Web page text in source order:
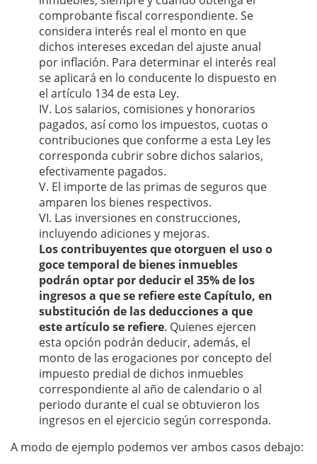
comprobante fiscal correspondiente. Se
considera interés real el monto en que
dichos intereses excedan del ajuste anual
por inflación. Para determinar el interés real
se aplicará en lo conducente lo dispuesto en
el artículo 134 de esta Ley.
IV. Los salarios, comisiones y honorarios
pagados, así como los impuestos, cuotas o
contribuciones que conforme a esta Ley les
corresponda cubrir sobre dichos salarios,
efectivamente pagados.
V. El importe de las primas de seguros que
amparen los bienes respectivos.
VI. Las inversiones en construcciones,
incluyendo adiciones y mejoras.
Los contribuyentes que otorguen el uso o
goce temporal de bienes inmuebles
podrán optar por deducir el 35% de los
ingresos a que se refiere este Capítulo, en
substitución de las deducciones a que
este artículo se refiere. Quienes ejercen
esta opción podrán deducir, además, el
monto de las erogaciones por concepto del
impuesto predial de dichos inmuebles
correspondiente al año de calendario o al
periodo durante el cual se obtuvieron los
ingresos en el ejercicio según corresponda.
A modo de ejemplo podemos ver ambos casos debajo: